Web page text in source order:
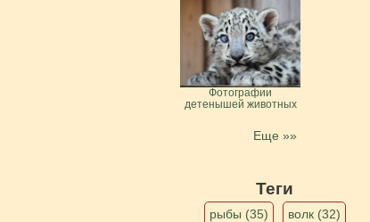
Фотографии
детенышей животных
Еще »»
Теги
рыбы (35) волк (32)